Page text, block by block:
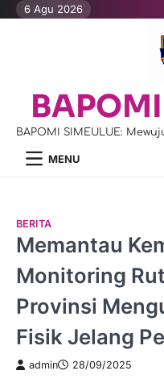
Skip6 Agu 2026
BAPOMI SIMEULUE:
MENU
BERITA
Memantau
Monitoring
Provinsi
Fisik Jelang
admin 28/09/2025